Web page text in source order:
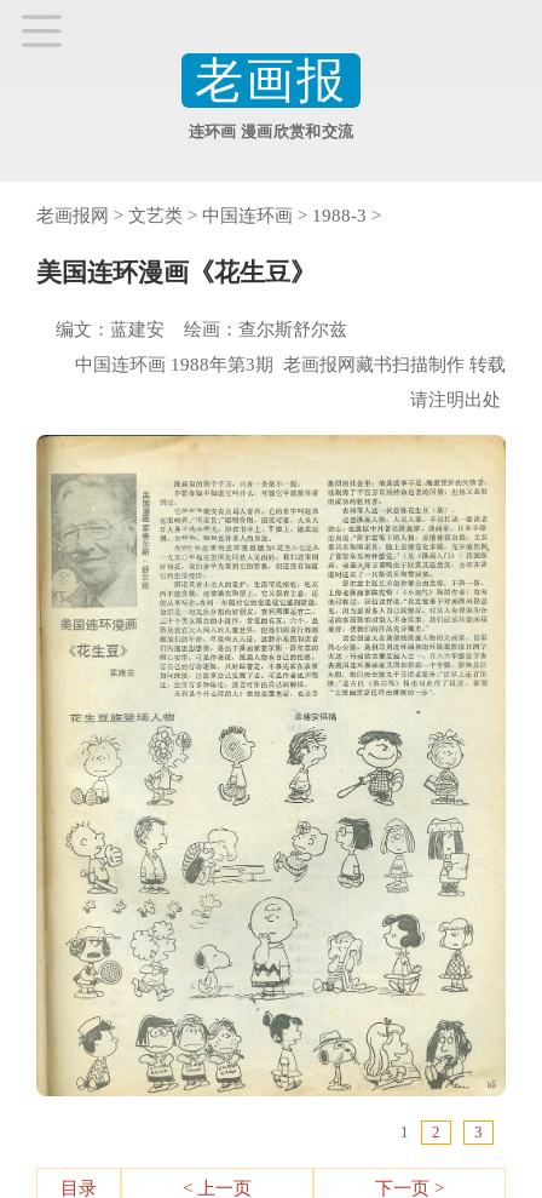
老画报
连环画 漫画欣赏和交流
老画报网 > 文艺类 > 中国连环画 > 1988-3 >
美国连环漫画《花生豆》
编文：蓝建安 绘画：查尔斯舒尔兹
中国连环画 1988年第3期 老画报网藏书扫描制作 转载
请注明出处
1 2 3
目录 < 上一页 下一页 >